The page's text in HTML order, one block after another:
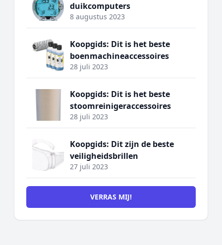
duikcomputers
8 augustus 2023
Koopgids: Dit is het beste
boenmachineaccessoires
28 juli 2023
Koopgids: Dit is het beste
stoomreinigeraccessoires
28 juli 2023
Koopgids: Dit zijn de beste
veiligheidsbrillen
27 juli 2023
VERRAS MIJ!